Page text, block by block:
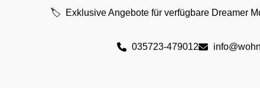
🏷️ Exklusive Angebote für verfügbare Dreamer
035723-479012